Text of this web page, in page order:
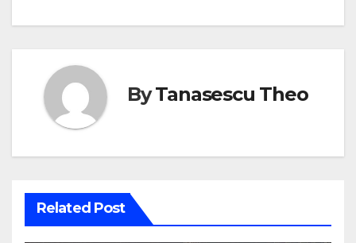
ByTanasescu Theo
Related Post